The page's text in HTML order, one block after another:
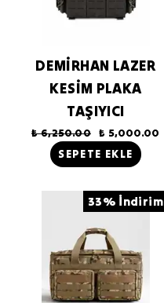
DEMİRHAN LAZER
KESİM PLAKA
TAŞIYICI
₺ 6,250.00 ₺ 5,000.00
SEPETE EKLE
33% İndirim